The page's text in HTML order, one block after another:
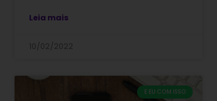
Leia mais
E EU COM ISSO